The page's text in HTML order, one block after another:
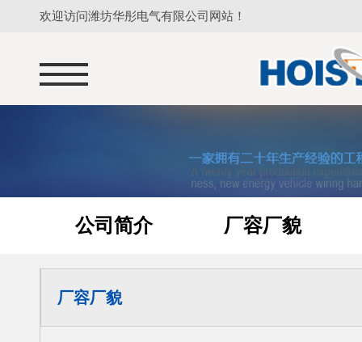
欢迎访问潍坊华彤电气有限公司网站！
公司简介 厂容厂貌
厂容厂貌